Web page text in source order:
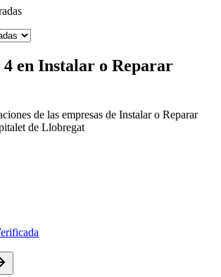
4 en Instalar o Reparar
de las empresas de Instalar o Reparar
de Llobregat